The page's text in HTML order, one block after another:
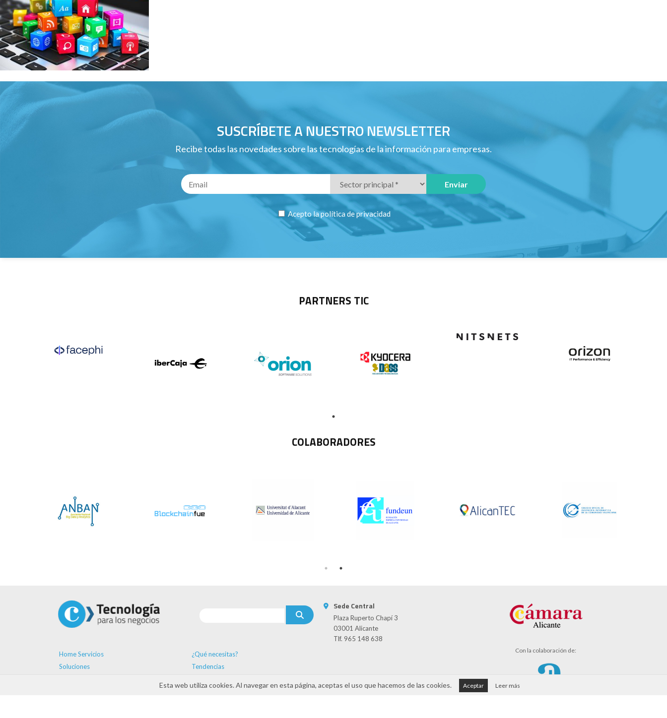
SUSCRÍBETE A NUESTRO NEWSLETTER
Recibe todas las novedades sobre las tecnologías de la información para empresas.
Acepto lapolítica de privacidad
PARTNERS TIC
COLABORADORES
Home Servicios
¿Qué necesitas?
Soluciones
Tendencias
Sede Central
Plaza Ruperto Chapí 3
03001 Alicante
Tlf. 965 148 638
Con la colaboración de:
Esta web utiliza cookies. Al navegar en esta página, aceptas el uso que hacemos de las cookies. Aceptar Leer más